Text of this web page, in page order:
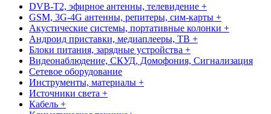
DVB-T2, эфирное антенны, телевидение +
GSM, 3G-4G антенны, репитеры, сим-карты +
Акустические системы, портативные колонки +
Андроид приставки, медиаплееры, ТВ +
Блоки питания, зарядные устройства +
Видеонаблюдение, СКУД, Домофония, Сигнализация
Сетевое оборудование
Инструменты, материалы +
Источники света +
Кабель +